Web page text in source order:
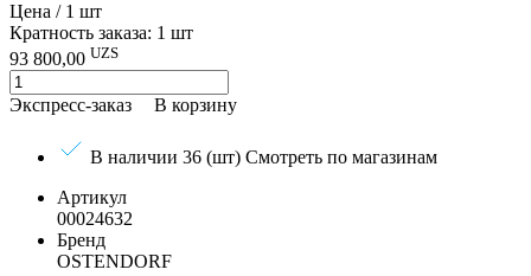
Цена / 1 шт
Кратность заказа: 1 шт
93 800,00 UZS
Экспресс-заказ В корзину
В наличии 36 (шт) Смотреть по магазинам
Артикул
00024632
Бренд
OSTENDORF